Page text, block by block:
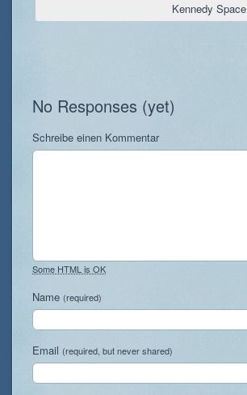
Kennedy
No Responses (yet)
Schreibe einen Kommentar
Some HTML is OK
Name (required)
Email (required, but never shared)